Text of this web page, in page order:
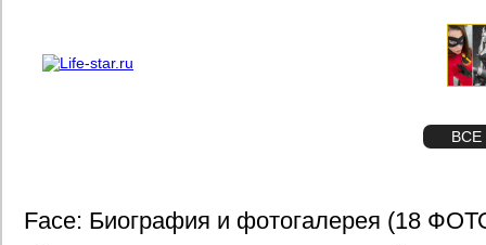
ВСЕ
Face: Биография и фотогалерея (18